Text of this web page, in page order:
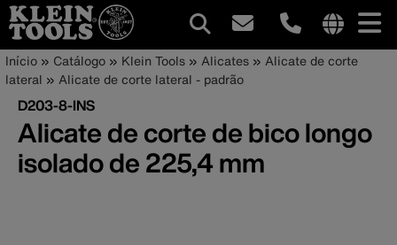
Pular
para
conteúdo
principal
site
Navegação
principal
Trilha
de
navegação
Início Catálogo Klein Tools Alicates
Alicate de corte
lateral
Alicate de corte lateral - padrão
D203-8-INS
Alicate de corte de bico longo
isolado de 225,4 mm